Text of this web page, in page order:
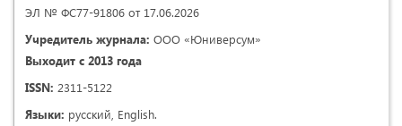
ЭЛ № ФС77-91806 от 17.06.2026
Учредитель журнала: ООО «Юниверсум»
Выходит с 2013 года
ISSN: 2311-5122
Языки: русский, English.